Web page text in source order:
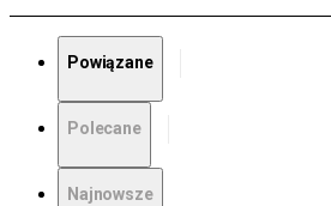
Powiązane
Polecane
Najnowsze